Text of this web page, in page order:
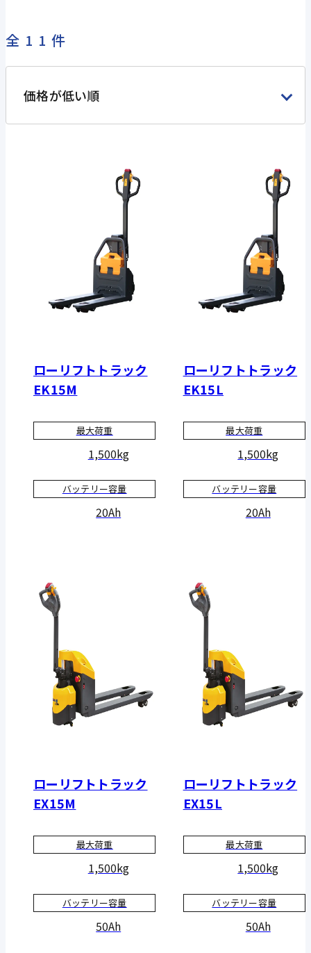
全11件
価格が低い順
ローリフトトラック
EK15M
最大荷重
1,500kg
バッテリー容量
20Ah
ローリフトトラック
EK15L
最大荷重
1,500kg
バッテリー容量
20Ah
ローリフトトラック
EX15M
最大荷重
1,500kg
バッテリー容量
50Ah
ローリフトトラック
EX15L
最大荷重
1,500kg
バッテリー容量
50Ah